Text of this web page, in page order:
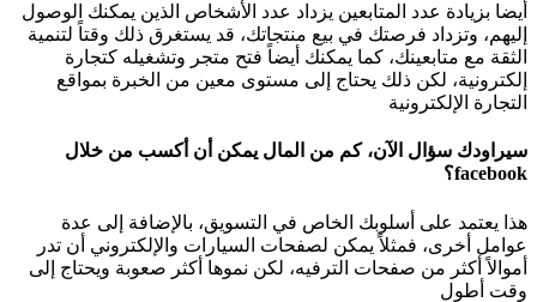
أيضا بزيادة عدد المتابعين يزداد عدد الأشخاص الذين يمكنك الوصول
إليهم، وتزداد فرصتك في بيع منتجاتك، قد يستغرق ذلك وقتاً لتنمية
الثقة مع متابعينك، كما يمكنك أيضاً فتح متجر وتشغيله كتجارة
إلكترونية، لكن ذلك يحتاج إلى مستوى معين من الخبرة بمواقع
التجارة الإلكترونية
سيراودك سؤال الآن، كم من المال يمكن أن أكسب من خلال
facebook؟
هذا يعتمد على أسلوبك الخاص في التسويق، بالإضافة إلى عدة
عوامل أخرى، فمثلاً يمكن لصفحات السيارات والإلكتروني أن تدر
أموالاً أكثر من صفحات الترفيه، لكن نموها أكثر صعوبة ويحتاج إلى
وقت أطول